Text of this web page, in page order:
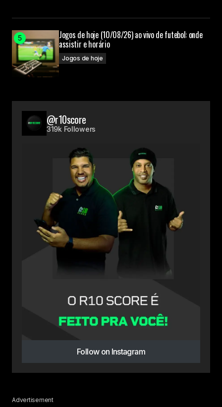
Jogos de hoje (10/08/26) ao vivo de futebol: onde
assistir e horário
Jogos de hoje
@r10score
319k Followers
Follow on Instagram
Advertisement